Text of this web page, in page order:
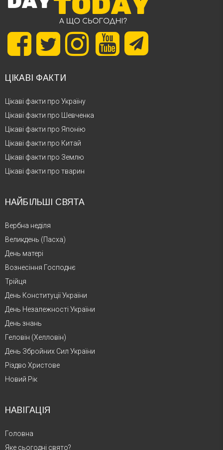
ЦІКАВІ ФАКТИ
Цікаві факти про Україну
Цікаві факти про Шевченка
Цікаві факти про Японію
Цікаві факти про Китай
Цікаві факти про Землю
Цікаві факти про тварин
НАЙБІЛЬШІ СВЯТА
Вербна неділя
Великдень (Пасха)
День матері
Вознесіння Господнє
Трійця
День Конституції України
День Незалежності України
День знань
Геловін (Хелловін)
День Збройних Сил України
Різдво Христове
Новий Рік
НАВІГАЦІЯ
Головна
Яке сьогодні свято?